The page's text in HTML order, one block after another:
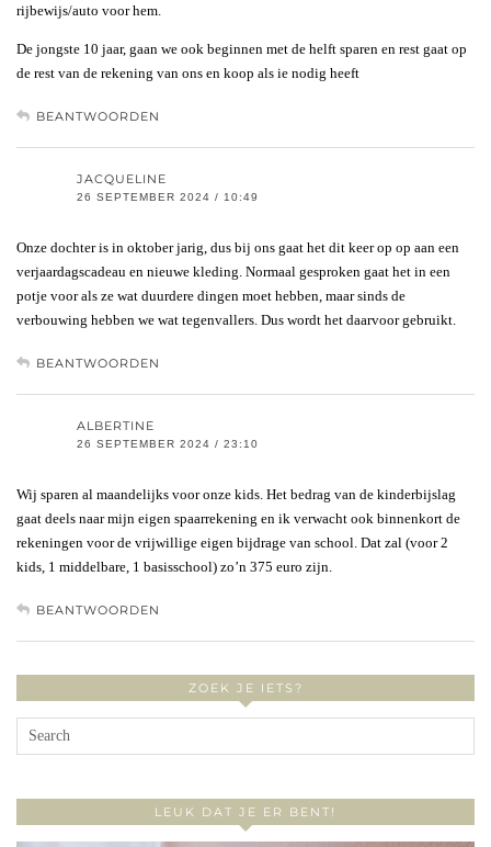
rijbewijs/auto voor hem.
De jongste 10 jaar, gaan we ook beginnen met de helft sparen en rest gaat op
de rest van de rekening van ons en koop als ie nodig heeft
BEANTWOORDEN
JACQUELINE
26 SEPTEMBER 2024 / 10:49
Onze dochter is in oktober jarig, dus bij ons gaat het dit keer op op aan een
verjaardagscadeau en nieuwe kleding. Normaal gesproken gaat het in een
potje voor als ze wat duurdere dingen moet hebben, maar sinds de
verbouwing hebben we wat tegenvallers. Dus wordt het daarvoor gebruikt.
BEANTWOORDEN
ALBERTINE
26 SEPTEMBER 2024 / 23:10
Wij sparen al maandelijks voor onze kids. Het bedrag van de kinderbijslag
gaat deels naar mijn eigen spaarrekening en ik verwacht ook binnenkort de
rekeningen voor de vrijwillige eigen bijdrage van school. Dat zal (voor 2
kids, 1 middelbare, 1 basisschool) zo’n 375 euro zijn.
BEANTWOORDEN
ZOEK JE IETS?
LEUK DAT JE ER BENT!